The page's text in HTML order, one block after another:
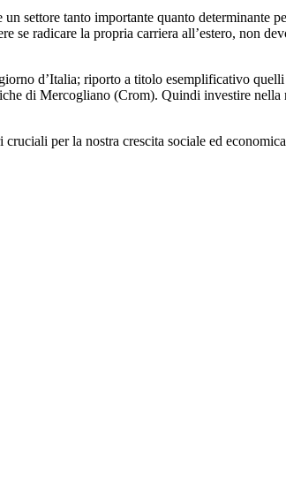
settore tanto importante quanto determinante
radicare la propria carriera all’estero, non
d’Italia; riporto a titolo esemplificativo
di Mercogliano (Crom). Quindi investire
per la nostra crescita sociale ed